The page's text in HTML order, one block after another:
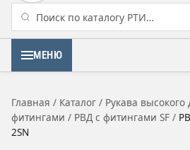
МЕНЮ
Главная / Каталог / Рукава высокого
фитингами / РВД с фитингами SF /
2SN